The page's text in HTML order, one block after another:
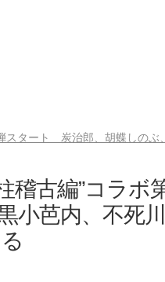
スタート 炭治郎、胡蝶しの
稽古編”コラ
小芭内、不死